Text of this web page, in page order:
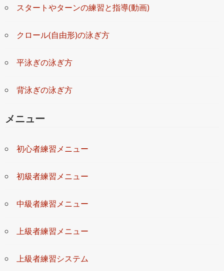
スタートやターンの練習と指導(動画)
クロール(自由形)の泳ぎ方
平泳ぎの泳ぎ方
背泳ぎの泳ぎ方
メニュー
初心者練習メニュー
初級者練習メニュー
中級者練習メニュー
上級者練習メニュー
上級者練習システム